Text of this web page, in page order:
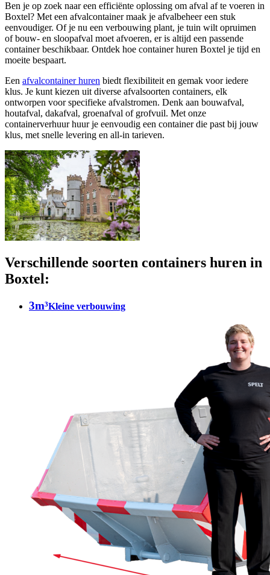
Ben je op zoek naar een efficiënte oplossing om afval af te voeren in
Boxtel? Met een afvalcontainer maak je afvalbeheer een stuk
eenvoudiger. Of je nu een verbouwing plant, je tuin wilt opruimen
of bouw- en sloopafval moet afvoeren, er is altijd een passende
container beschikbaar. Ontdek hoe container huren Boxtel je tijd en
moeite bespaart.
Een afvalcontainer huren biedt flexibiliteit en gemak voor iedere
klus. Je kunt kiezen uit diverse afvalsoorten containers, elk
ontworpen voor specifieke afvalstromen. Denk aan bouwafval,
houtafval, dakafval, groenafval of grofvuil. Met onze
containerverhuur huur je eenvoudig een container die past bij jouw
klus, met snelle levering en all-in tarieven.
Verschillende soorten containers huren in
Boxtel:
3m³Kleine verbouwing